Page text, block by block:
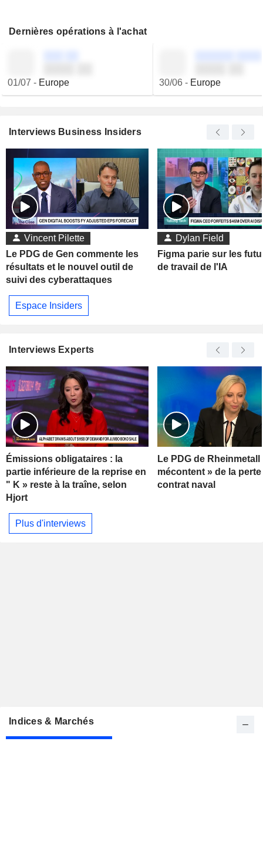
Dernières opérations à l'achat
01/07 - Europe 30/06- Europe
Interviews Business Insiders
Vincent Pilette
Le PDG de Gen commente les
résultats et le nouvel outil de
suivi des cyberattaques
Dylan Field
Figma parie sur les
de travail de l'IA
Espace Insiders
Interviews Experts
Émissions obligataires : la
partie inférieure de la reprise en
" K » reste à la traîne, selon
Hjort
Le PDG de
mécontent » de la
contrat naval
Plus d'interviews
Indices & Marchés